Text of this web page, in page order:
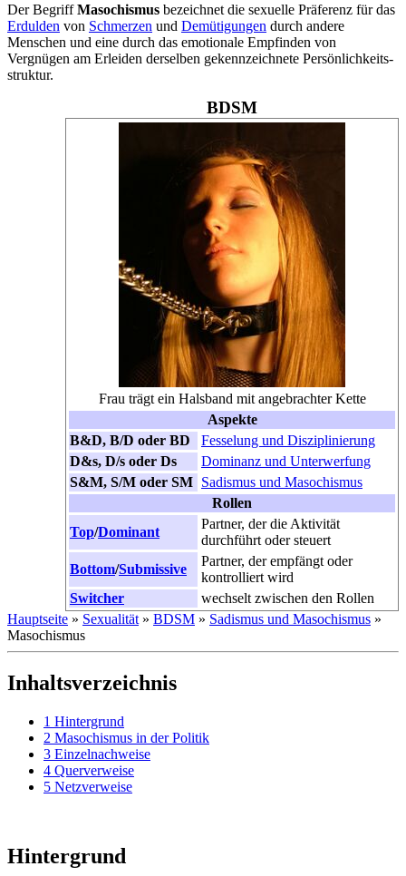
Der BegriffMasochismus bezeichnet die sexuelle Präferenz für das
Erdulden von Schmerzen und Demütigungen durch andere
Menschen und eine durch das emotionale Empfinden von
Vergnügen am Erleiden derselben gekennzeichnete Persönlichkeits­
struktur.
BDSM
Frau trägt ein Halsband mit angebrachter Kette
Aspekte
B&D, B/D oder BD
Fesselung und Disziplinierung
D&s, D/s oder Ds
Dominanz und Unterwerfung
S&M, S/M oder SM Sadismus und Masochismus
Rollen
Top/​Dominant
Partner, der die Aktivität
durchführt oder steuert
Bottom/​Sub­missive
Partner, der empfängt oder
kontrolliert wird
Switcher
wechselt zwischen den Rollen
Hauptseite » Sexualität » BDSM » Sadismus und Masochismus »
Masochismus
Inhaltsverzeichnis
1 Hintergrund
2 Masochismus in der Politik
3 Einzelnachweise
4 Querverweise
5 Netzverweise
Hintergrund